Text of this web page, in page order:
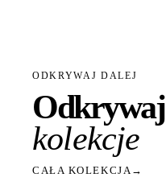
ODKRYWAJ DALEJ
Odkrywaj
kolekcje
CAŁA KOLEKCJA →